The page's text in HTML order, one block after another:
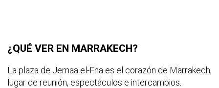
¿QUÉ VER EN MARRAKECH?
La plaza de Jemaa el-Fna es el corazón de Marrakech,
lugar de reunión, espectáculos e intercambios.